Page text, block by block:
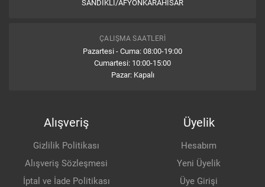
İlk değerlendirmede sen bulun...
SANDIKLI/AFYONKARAHİSAR
ÇALIŞMA SAATLERI
Pazartesi - Cuma: 08:00-19:00
Cumartesi: 10:00-15:00
Pazar: Kapalı
Alışveriş
Gizlilik Politikası
Alışveriş Sözleşmesi
İptal ve İade Politikası
Üyelik
Hesabım
Yeni Üyelik
Üye Girişi